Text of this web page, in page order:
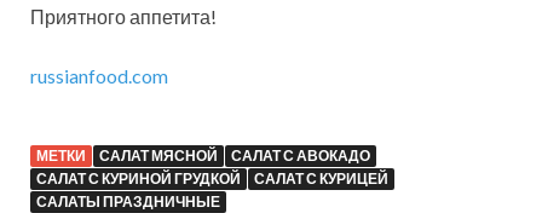
Приятного аппетита!
russianfood.com
МЕТКИ САЛАТ МЯСНОЙ
САЛАТ С АВОКАДО
САЛАТ С КУРИНОЙ ГРУДКОЙ
САЛАТ С КУРИЦЕЙ
САЛАТЫ ПРАЗДНИЧНЫЕ